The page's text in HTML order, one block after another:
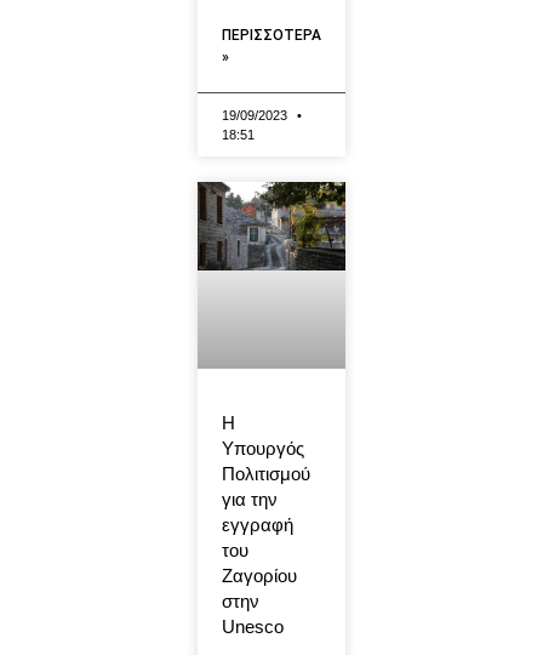
ΠΕΡΙΣΣΟΤΕΡΑ
»
19/09/2023
18:51
Η
Υπουργός
Πολιτισμού
για την
εγγραφή
του
Ζαγορίου
στην
Unesco